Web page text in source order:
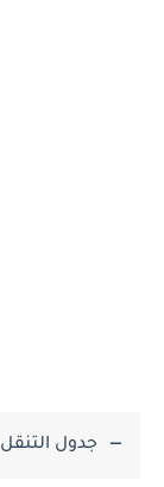
جدول التنقل